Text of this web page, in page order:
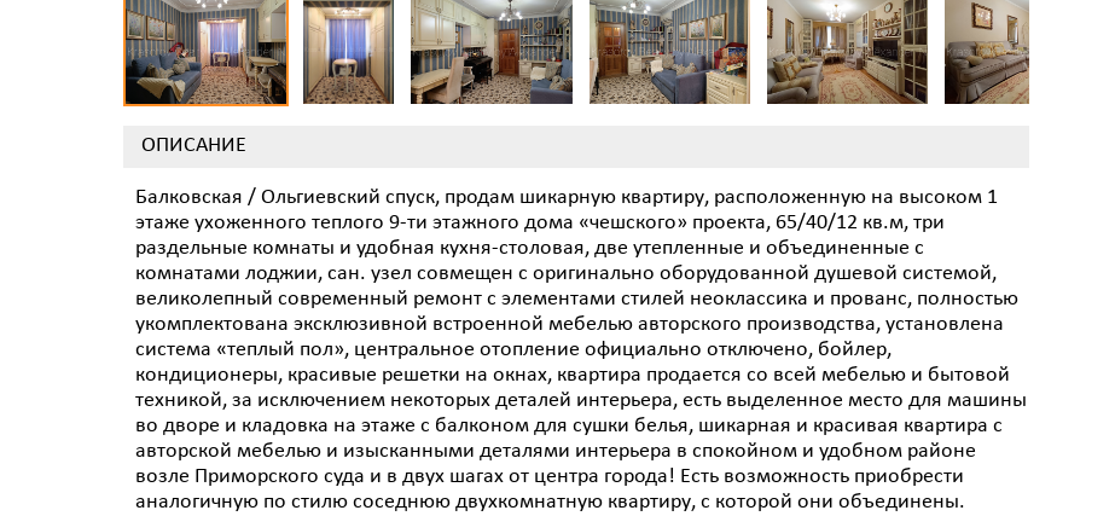
ОПИСАНИЕ
Балковская / Ольгиевский спуск, продам шикарную квартиру, расположенную на высоком 1
этаже ухоженного теплого 9-ти этажного дома «чешского» проекта, 65/40/12 кв.м, три
раздельные комнаты и удобная кухня-столовая, две утепленные и объединенные с
комнатами лоджии, сан. узел совмещен с оригинально оборудованной душевой системой,
великолепный современный ремонт с элементами стилей неоклассика и прованс, полностью
укомплектована эксклюзивной встроенной мебелью авторского производства, установлена
система «теплый пол», центральное отопление официально отключено, бойлер,
кондиционеры, красивые решетки на окнах, квартира продается со всей мебелью и бытовой
техникой, за исключением некоторых деталей интерьера, есть выделенное место для машины
во дворе и кладовка на этаже с балконом для сушки белья, шикарная и красивая квартира с
авторской мебелью и изысканными деталями интерьера в спокойном и удобном районе
возле Приморского суда и в двух шагах от центра города! Есть возможность приобрести
аналогичную по стилю соседнюю двухкомнатную квартиру, с которой они объединены.